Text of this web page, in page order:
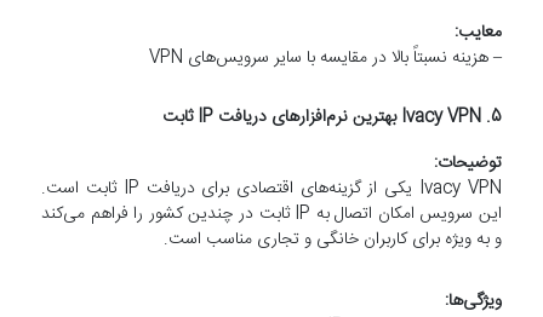
معایب:
– هزینه نسبتاً بالا در مقایسه با سایر سرویس‌های VPN
5. Ivacy VPN بهترین نرم‌افزارهای دریافت IP ثابت
توضیحات:
Ivacy VPN یکی از گزینه‌های اقتصادی برای دریافت IP ثابت است.
این سرویس امکان اتصال به IP ثابت در چندین کشور را فراهم می‌کند
و به ویژه برای کاربران خانگی و تجاری مناسب است.
ویژگی‌ها: